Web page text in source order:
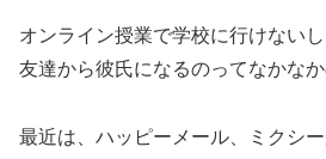
オンライン授業で学校に行けない
友達から彼氏になるのってなかなか
最近は、ハッピーメール、ミクシ